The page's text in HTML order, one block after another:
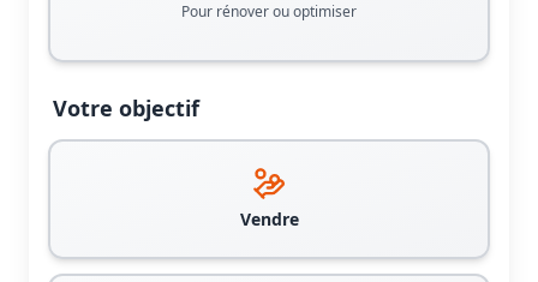
Pour rénover ou optimiser
Votre objectif
Vendre